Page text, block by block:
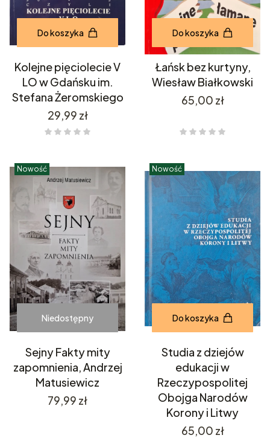
Do koszyka
Kolejne pięciolecie V
LO w Gdańsku im.
Stefana Żeromskiego
Cena
29,99 zł
Do koszyka
Łańsk bez kurtyny,
Wiesław Białkowski
Cena
65,00 zł
Nowość
Niedostępny
Sejny Fakty mity
zapomnienia, Andrzej
Matusiewicz
Cena
79,99 zł
Nowość
Do koszyka
Studia z dziejów
edukacji w
Rzeczypospolitej
Obojga Narodów
Korony i Litwy
Cena
65,00 zł